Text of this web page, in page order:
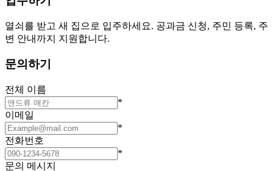
열쇠를 받고 새 집으로 입주하세요. 공과금 신청, 주민 등록, 주
변 안내까지 지원합니다.
문의하기
전체 이름
*
이메일
*
전화번호
*
문의 메시지